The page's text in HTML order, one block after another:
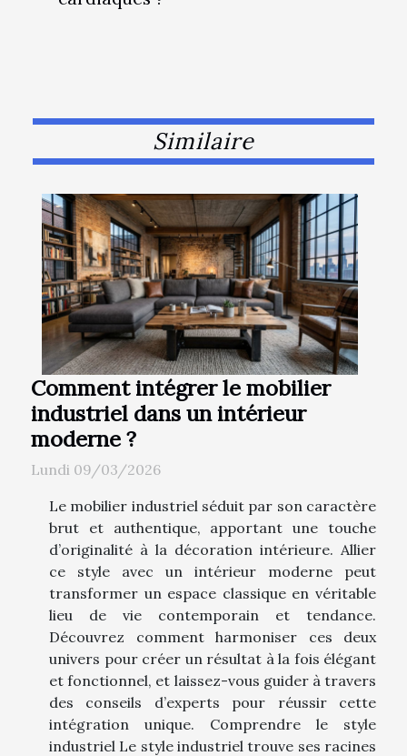
Similaire
Comment intégrer le mobilier
industriel dans un intérieur
moderne ?
Lundi 09/03/2026
Le mobilier industriel séduit par son caractère
brut et authentique, apportant une touche
d’originalité à la décoration intérieure. Allier
ce style avec un intérieur moderne peut
transformer un espace classique en véritable
lieu de vie contemporain et tendance.
Découvrez comment harmoniser ces deux
univers pour créer un résultat à la fois élégant
et fonctionnel, et laissez-vous guider à travers
des conseils d’experts pour réussir cette
intégration unique. Comprendre le style
industriel Le style industriel trouve ses racines